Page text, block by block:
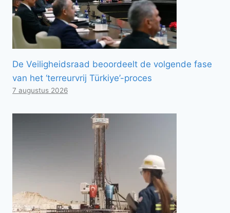
De Veiligheidsraad beoordeelt de volgende fase
van het ‘terreurvrij Türkiye’-proces
7 augustus 2026